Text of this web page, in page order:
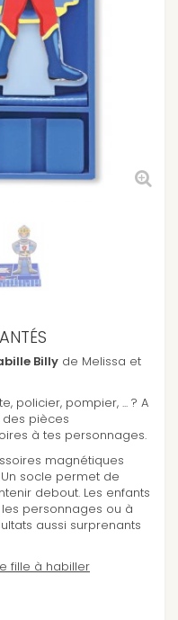
Billy de Melissa et
policier, pompier, ... ? A
pièces
à tes personnages.
magnétiques
socle permet de
debout. Les enfants
personnages ou à
aussi surprenants
fille à habiller